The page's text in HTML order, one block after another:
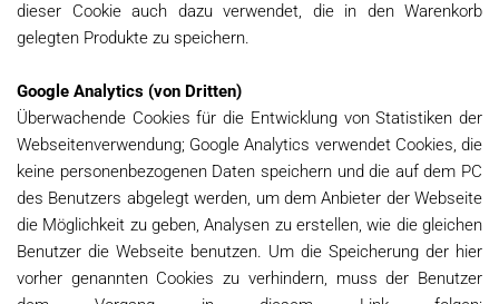
dieser Cookie auch dazu verwendet, die in den Warenkorb
gelegten Produkte zu speichern.
Google Analytics (von Dritten)
Überwachende Cookies für die Entwicklung von Statistiken der
Webseitenverwendung; Google Analytics verwendet Cookies, die
keine personenbezogenen Daten speichern und die auf dem PC
des Benutzers abgelegt werden, um dem Anbieter der Webseite
die Möglichkeit zu geben, Analysen zu erstellen, wie die gleichen
Benutzer die Webseite benutzen. Um die Speicherung der hier
vorher genannten Cookies zu verhindern, muss der Benutzer